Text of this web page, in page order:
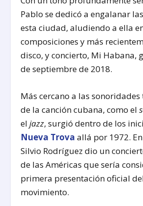
Pablo se dedicó a engalanar
esta ciudad, aludiendo a ella
composiciones y más
disco, y concierto, Mi Habana,
de septiembre de 2018.
Más cercano a las
de la canción cubana, como el
eljazz, surgió dentro de los
Nueva Trova allá por 1972.
Silvio Rodríguez dio un
de las Américas que sería
primera presentación oficial
movimiento.